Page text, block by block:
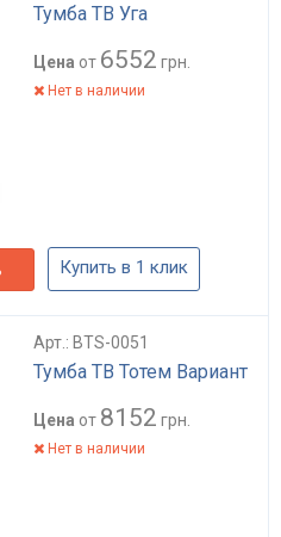
Тумба ТВ Уга
Цена от 6552 грн.
Нет в наличии
Купить в 1 клик
Арт.: BTS-0051
Тумба ТВ Тотем Вариант
Цена от 8152 грн.
Нет в наличии